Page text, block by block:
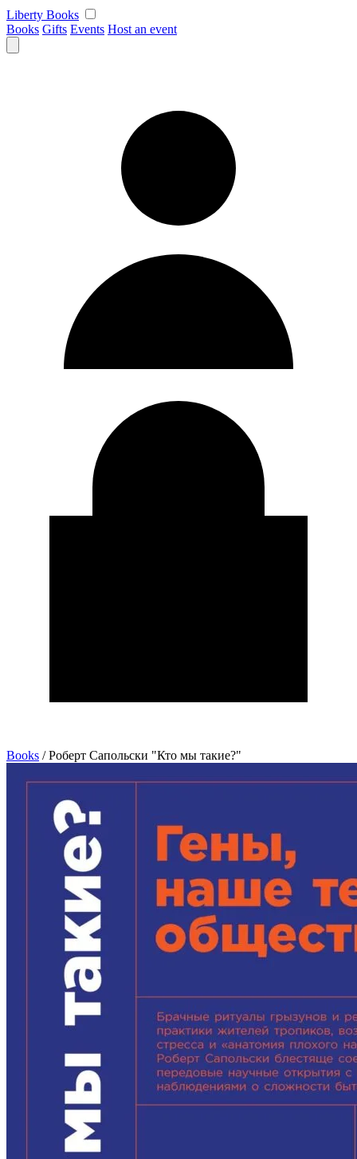
Skip
to
content
Liberty Books
Books Gifts Events Host an event
Books / Роберт Сапольски "Кто мы такие?"